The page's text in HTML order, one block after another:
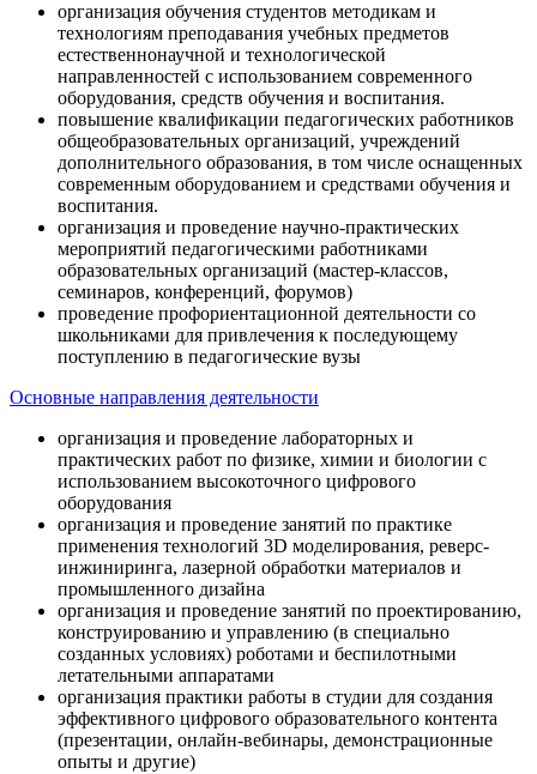
организация обучения студентов методикам и
технологиям преподавания учебных предметов
естественнонаучной и технологической
направленностей с использованием современного
оборудования, средств обучения и воспитания.
повышение квалификации педагогических работников
общеобразовательных организаций, учреждений
дополнительного образования, в том числе оснащенных
современным оборудованием и средствами обучения и
воспитания.
организация и проведение научно-практических
мероприятий педагогическими работниками
образовательных организаций (мастер-классов,
семинаров, конференций, форумов)
проведение профориентационной деятельности со
школьниками для привлечения к последующему
поступлению в педагогические вузы
Основные направления деятельности
организация и проведение лабораторных и
практических работ по физике, химии и биологии с
использованием высокоточного цифрового
оборудования
организация и проведение занятий по практике
применения технологий 3D моделирования, реверс-
инжиниринга, лазерной обработки материалов и
промышленного дизайна
организация и проведение занятий по проектированию,
конструированию и управлению (в специально
созданных условиях) роботами и беспилотными
летательными аппаратами
организация практики работы в студии для создания
эффективного цифрового образовательного контента
(презентации, онлайн-вебинары, демонстрационные
опыты и другие)